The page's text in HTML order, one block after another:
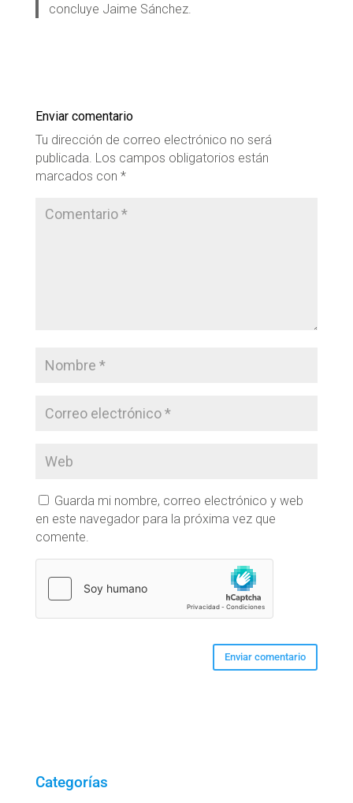
concluye Jaime Sánchez.
Enviar comentario
Tu dirección de correo electrónico no será
publicada. Los campos obligatorios están
marcados con *
Guarda mi nombre, correo electrónico y web
en este navegador para la próxima vez que
comente.
Categorías